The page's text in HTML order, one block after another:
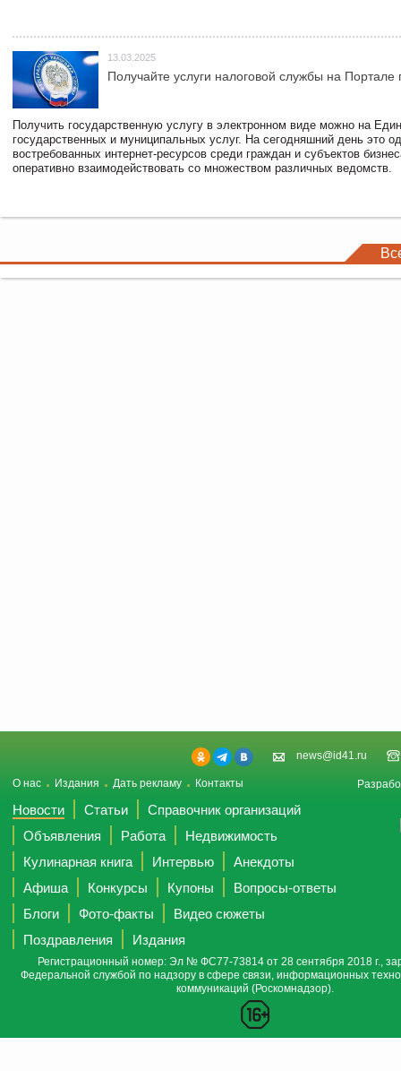
13.03.2025
Получайте услуги налоговой службы на Портале
Получить государственную услугу в электронном виде можно на
государственных и муниципальных услуг. На сегодняшний день это
востребованных интернет-ресурсов среди граждан и субъектов
оперативно взаимодействовать со множеством различных ведомств.
news@id41.ru
О нас Издания Дать рекламу Контакты
Новости Статьи
Справочник организаций
Объявления
Работа
Недвижимость
Кулинарная книга
Интервью
Анекдоты
Афиша
Конкурсы Купоны
Вопросы-ответы
Блоги
Фото-факты
Видео сюжеты
Поздравления
Издания
Регистрационный номер: Эл № ФС77-73814 от 28 сентября 2018 г.,
Федеральной службой по надзору в сфере связи, информационных
коммуникаций (Роскомнадзор).